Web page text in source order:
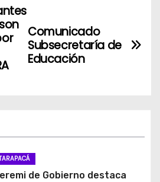
Comunicado
Subsecretaría de
Educación
de Gobierno destaca